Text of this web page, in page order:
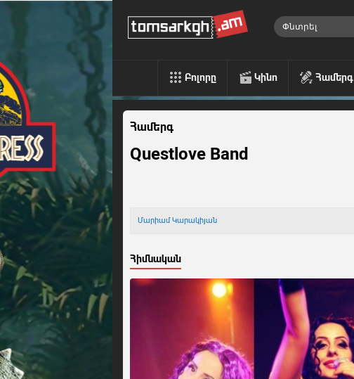
Բոլորը Կինո Համերգ
Համերգ
Questlove Band
Մարիամ Կարակիյան
Հիմնական